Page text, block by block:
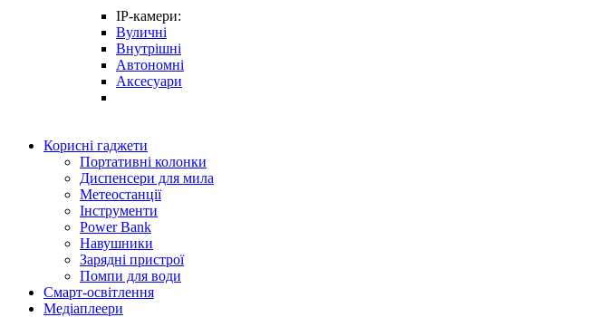
IP-камери:
Вуличні
Внутрішні
Автономні
Аксесуари
Корисні гаджети
Портативні колонки
Диспенсери для мила
Метеостанції
Інструменти
Power Bank
Навушники
Зарядні пристрої
Помпи для води
Смарт-освітлення
Медіаплеери